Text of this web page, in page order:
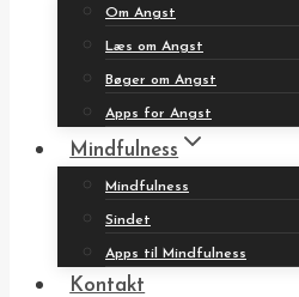
Om Angst
Læs om Angst
Bøger om Angst
Apps for Angst
Mindfulness
Mindfulness
Sindet
Apps til Mindfulness
Kontakt